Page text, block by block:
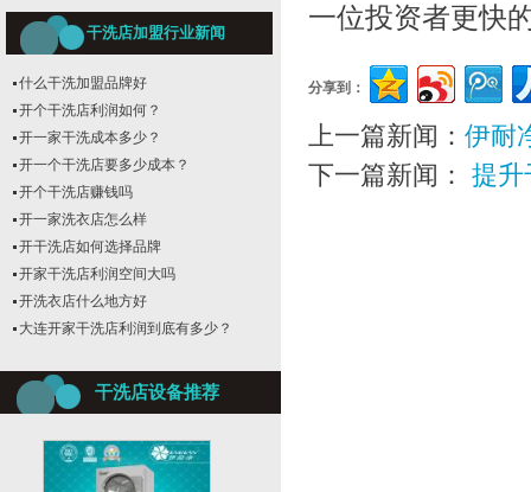
干洗店加盟行业新闻
什么干洗加盟品牌好
开个干洗店利润如何？
开一家干洗成本多少？
开一个干洗店要多少成本？
开个干洗店赚钱吗
开一家洗衣店怎么样
开干洗店如何选择品牌
开家干洗店利润空间大吗
开洗衣店什么地方好
大连开家干洗店利润到底有多少？
干洗店设备推荐
一位投资者更快
分享到：
上一篇新闻： 伊耐
下一篇新闻： 提升